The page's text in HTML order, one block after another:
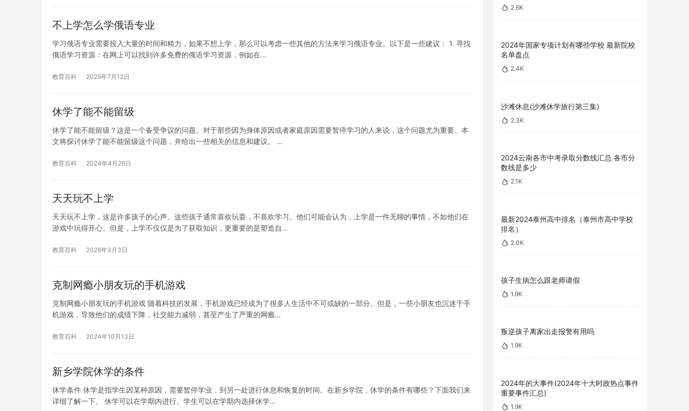
不上学怎么学俄语专业
学习俄语专业需要投入大量的时间和精力，如果不想上学，那么可以考虑一些其他的方法来学习俄语专业。以下是一些建议： 1. 寻找
俄语学习资源：在网上可以找到许多免费的俄语学习资源，例如在…
教育百科 2025年7月12日
休学了能不能留级
休学了能不能留级？这是一个备受争议的问题。对于那些因为身体原因或者家庭原因需要暂停学习的人来说，这个问题尤为重要。本
文将探讨休学了能不能留级这个问题，并给出一些相关的信息和建议。 …
教育百科 2024年4月26日
天天玩不上学
天天玩不上学，这是许多孩子的心声。这些孩子通常喜欢玩耍，不喜欢学习。他们可能会认为，上学是一件无聊的事情，不如他们在
游戏中玩得开心。但是，上学不仅仅是为了获取知识，更重要的是塑造自…
教育百科 2026年3月3日
克制网瘾小朋友玩的手机游戏
克制网瘾小朋友玩的手机游戏 随着科技的发展，手机游戏已经成为了很多人生活中不可或缺的一部分。但是，一些小朋友也沉迷于手
机游戏，导致他们的成绩下降，社交能力减弱，甚至产生了严重的网瘾…
教育百科 2024年10月13日
新乡学院休学的条件
休学条件 休学是指学生因某种原因，需要暂停学业，到另一处进行休息和恢复的时间。在新乡学院，休学的条件有哪些？下面我们来
详细了解一下。 休学可以在学期内进行。学生可以在学期内选择休学…
2.6K
2024年国家专项计划有哪些学校 最新院校
名单盘点
2.4K
沙滩休息(沙滩休学旅行第三集)
2.3K
2024云南各市中考录取分数线汇总 各市分
数线是多少
2.1K
最新2024泰州高中排名（泰州市高中学校
排名）
2.0K
孩子生病怎么跟老师请假
1.9K
叛逆孩子离家出走报警有用吗
1.9K
2024年的大事件(2024年十大时政热点事件
重要事件汇总)
1.9K